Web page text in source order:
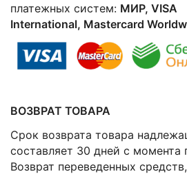
платежных систем: МИР, VISA
International, Mastercard
ВОЗВРАТ ТОВАРА
Срок возврата товара
составляет 30 дней с момента
Возврат переведенных